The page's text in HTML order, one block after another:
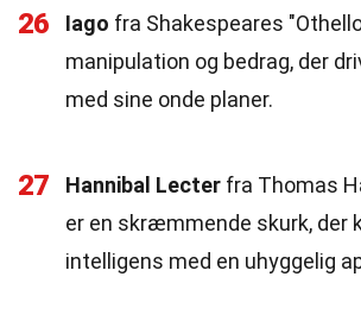
26 Iago fra Shakespeares
manipulation og bedrag, der
med sine onde planer.
27 Hannibal Lecter fra Thomas
er en skræmmende skurk, der
intelligens med en uhyggelig